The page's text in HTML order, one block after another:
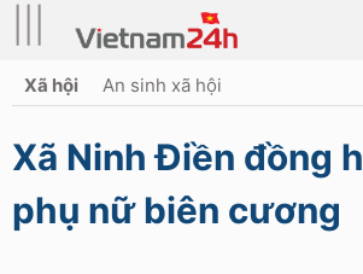
Xã hội An sinh xã hội
Xã Ninh Điền đồng
phụ nữ biên cương